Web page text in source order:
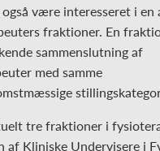
være interesseret i en
fraktioner. En
sammenslutning af
med samme
tre fraktioner i
af Kliniske Undervisere i